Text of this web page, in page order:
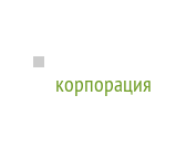
корпорация